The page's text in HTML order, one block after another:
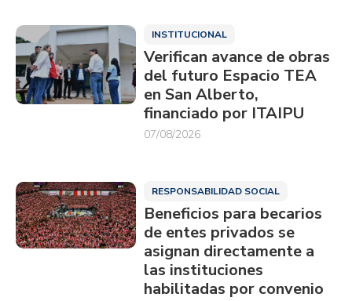
INSTITUCIONAL
Verifican avance de obras
del futuro Espacio TEA
en San Alberto,
financiado por ITAIPU
07/08/2026
RESPONSABILIDAD SOCIAL
Beneficios para becarios
de entes privados se
asignan directamente a
las instituciones
habilitadas por convenio